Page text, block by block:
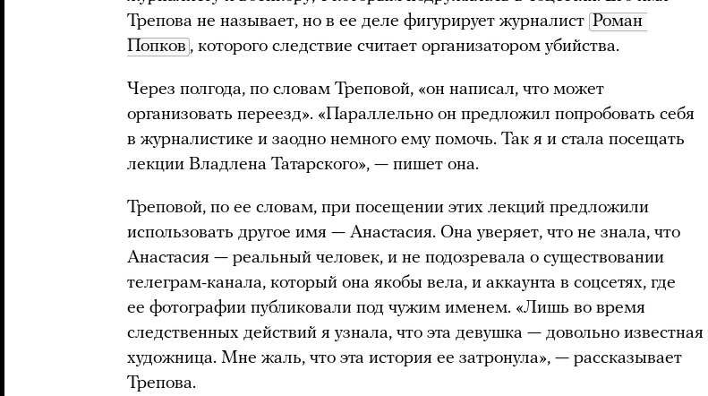
Трепова не называет, но в ее деле фигурирует журналист Роман
Попков , которого следствие считает организатором убийства.
Через полгода, по словам Треповой, «он написал, что может
организовать переезд». «Параллельно он предложил попробовать себя
в журналистике и заодно немного ему помочь. Так я и стала посещать
лекции Владлена Татарского», — пишет она.
Треповой, по ее словам, при посещении этих лекций предложили
использовать другое имя — Анастасия. Она уверяет, что не знала, что
Анастасия — реальный человек, и не подозревала о существовании
телеграм-канала, который она якобы вела, и аккаунта в соцсетях, где
ее фотографии публиковали под чужим именем. «Лишь во время
следственных действий я узнала, что эта девушка — довольно известная
художница. Мне жаль, что эта история ее затронула», — рассказывает
Трепова.